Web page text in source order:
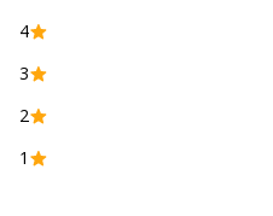
Avertissement sur les
Caractéristiques
Caractéristiques
4
3
2
1